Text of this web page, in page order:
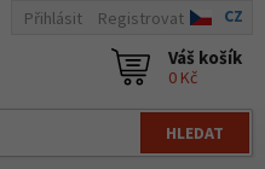
HLEDAT
Přihlásit Registrovat CZ
Váš košík
0 Kč